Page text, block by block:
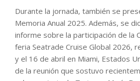
Durante la jornada, también se
Memoria Anual 2025. Además, se
informe sobre la participación de la
feria Seatrade Cruise Global 2026,
y el 16 de abril en Miami, Estados
de la reunión que sostuvo